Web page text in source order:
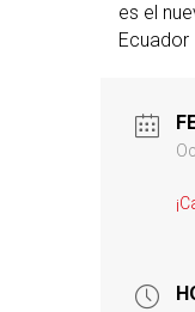
es el
Ecuador